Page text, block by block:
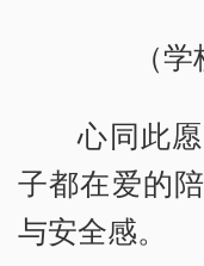
（
心同此
子都在爱的
与安全感。